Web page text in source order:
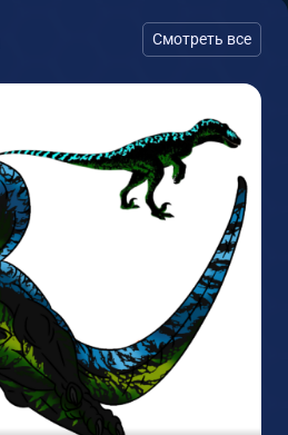
Смотреть все